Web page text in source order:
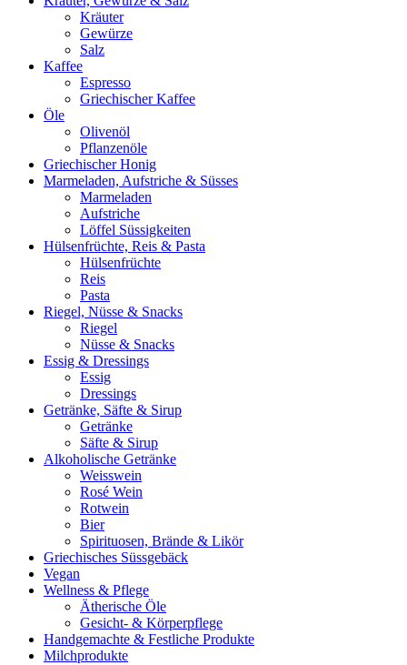
Kräuter
Gewürze
Salz
Kaffee
Espresso
Griechischer Kaffee
Öle
Olivenöl
Pflanzenöle
Griechischer Honig
Marmeladen, Aufstriche & Süsses
Marmeladen
Aufstriche
Löffel Süssigkeiten
Hülsenfrüchte, Reis & Pasta
Hülsenfrüchte
Reis
Pasta
Riegel, Nüsse & Snacks
Riegel
Nüsse & Snacks
Essig & Dressings
Essig
Dressings
Getränke, Säfte & Sirup
Getränke
Säfte & Sirup
Alkoholische Getränke
Weisswein
Rosé Wein
Rotwein
Bier
Spirituosen, Brände & Likör
Griechisches Süssgebäck
Vegan
Wellness & Pflege
Ätherische Öle
Gesicht- & Körperpflege
Handgemachte & Festliche Produkte
Milchprodukte